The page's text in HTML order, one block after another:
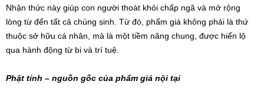
Nhận thức này giúp con người thoát khỏi chấp ngã và mở rộng
lòng từ đến tất cả chúng sinh. Từ đó, phẩm giá không phải là thứ
thuộc sở hữu cá nhân, mà là một tiềm năng chung, được hiển lộ
qua hành động từ bi và trí tuệ.
Phật tính – nguồn gốc của phẩm giá nội tại